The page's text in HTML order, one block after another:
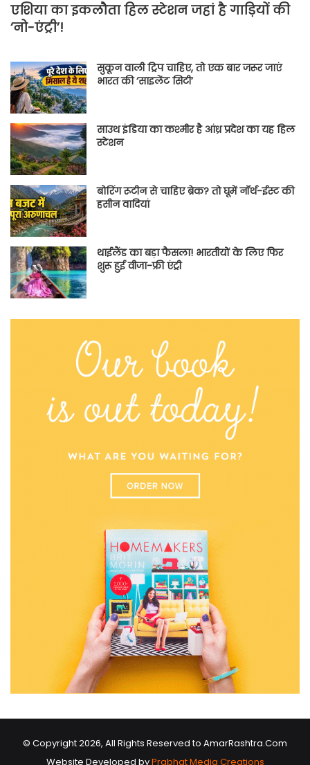
एशिया का इकलौता हिल स्टेशन जहां है गाड़ियों की
‘नो-एंट्री’!
सुकून वाली ट्रिप चाहिए, तो एक बार जरूर जाएं
भारत की ‘साइलेंट सिटी’
साउथ इंडिया का कश्मीर है आंध्र प्रदेश का यह हिल
स्टेशन
बोरिंग रूटीन से चाहिए ब्रेक? तो घूमें नॉर्थ-ईस्ट की
हसीन वादियां
थाईलैंड का बड़ा फैसला! भारतीयों के लिए फिर
शुरू हुई वीजा-फ्री एंट्री
© Copyright 2026, All Rights Reserved to AmarRashtra.Com
Website Developed byPrabhat Media Creations